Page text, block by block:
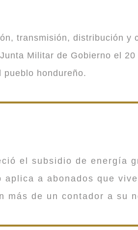
transmisión, distribución
Militar de Gobierno el
hondureño.
el subsidio de energía
a abonados que
más de un contador a su